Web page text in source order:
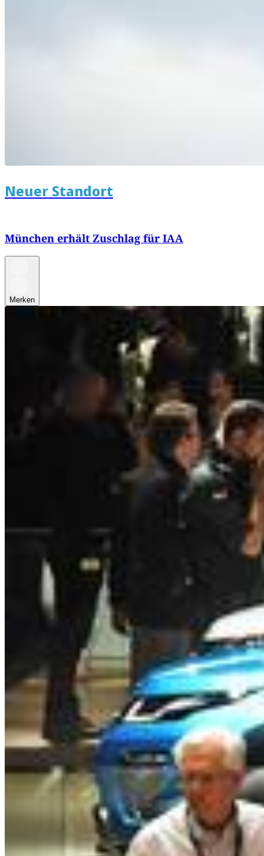
Neuer Standort
München erhält Zuschlag für IAA
Merken